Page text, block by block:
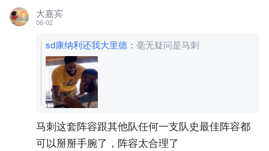
大嘉宾
06-02
sd康纳利还我大里德 ： 毫无疑问是马刺
马刺这套阵容跟其他队任何一支队史最佳阵容都
可以掰掰手腕了，阵容太合理了